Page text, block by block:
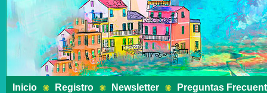
Inicio Registro Newsletter Preguntas